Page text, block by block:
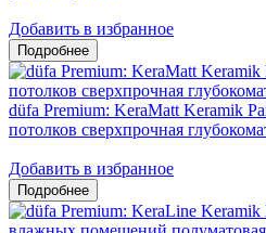
Добавить в избранное
düfa Premium: KeraMatt Keramik
потолков сверхпрочная
Добавить в избранное